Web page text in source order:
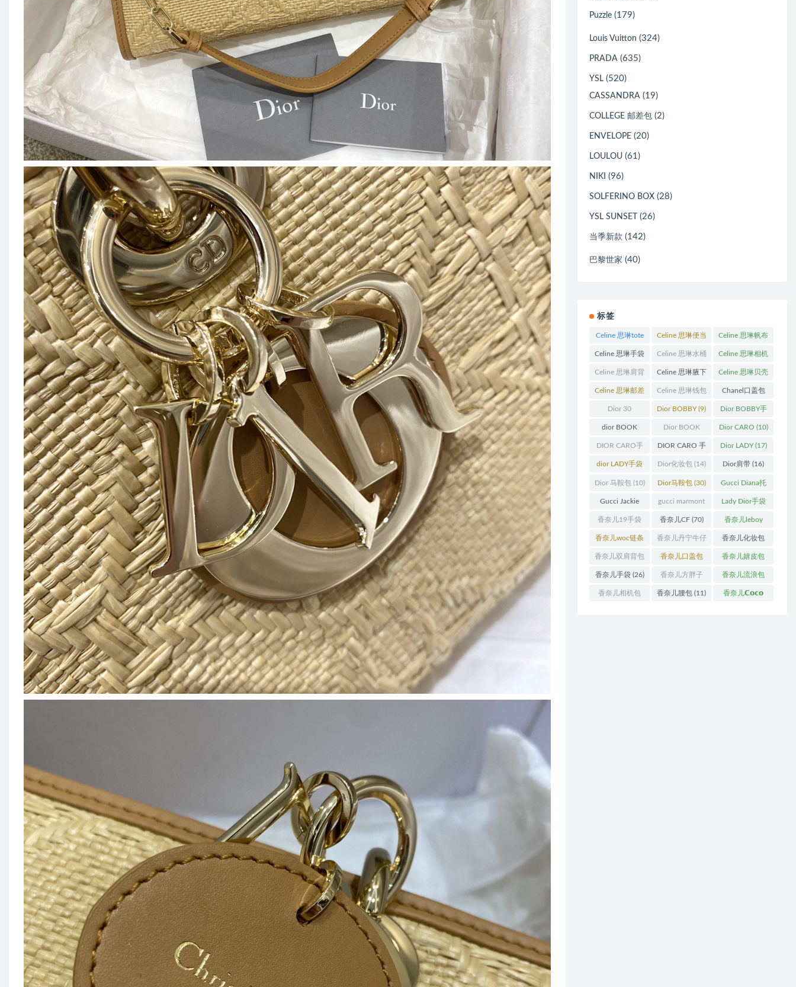
Puzzle (179)
Louis Vuitton (324)
PRADA (635)
YSL (520)
CASSANDRA (19)
COLLEGE 邮差包 (2)
ENVELOPE (20)
LOULOU (61)
NIKI (96)
SOLFERINO BOX (28)
YSL SUNSET (26)
当季新款 (142)
巴黎世家 (40)
标签
Celine 思琳tote
包 (23)
Celine 思琳便当
包 (14)
Celine 思琳帆布
包 (18)
Celine 思琳手袋
(250)
Celine 思琳水桶
包 (55)
Celine 思琳相机
包 (11)
Celine 思琳肩背
包 (12)
Celine 思琳腋下
包 (10)
Celine 思琳贝壳
包(12)
Celine 思琳邮差
包(13)
Celine 思琳钱包
(10)
Chanel口盖包
(13)
Dior 30
Montaigne 蒙田
(31)
Dior BOBBY(9) Dior BOBBY手
袋(26)
dior BOOK
TOTE(12)
Dior BOOK
TOTE手袋(163)
Dior CARO (10)
DIOR CARO手
袋(11)
DIOR CARO 手
袋(31)
Dior LADY(17)
dior LADY手袋
(70)
Dior化妆包(14) Dior肩带 (16)
Dior 马鞍包(10) Dior马鞍包(30) Gucci Diana托
特包(11)
Gucci Jackie
(11)
gucci marmont
系列(19)
Lady Dior手袋
(51)
香奈儿19手袋
(27)
香奈儿CF(70) 香奈儿leboy
(13)
香奈儿woc链条
包 (11)
香奈儿丹宁牛仔
(12)
香奈儿化妆包
(13)
香奈儿双肩背包
(13)
香奈儿口盖包
(55)
香奈儿嬉皮包
(10)
香奈儿手袋(26) 香奈儿方胖子
(11)
香奈儿流浪包
(10)
香奈儿相机包 香奈儿腰包 (11) 香奈儿𝗖𝗼𝗰𝗼